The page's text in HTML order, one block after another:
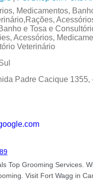
Medicamentos,
e Tosa e
Acessórios,
Veterinário
Padre Cacique 1355,